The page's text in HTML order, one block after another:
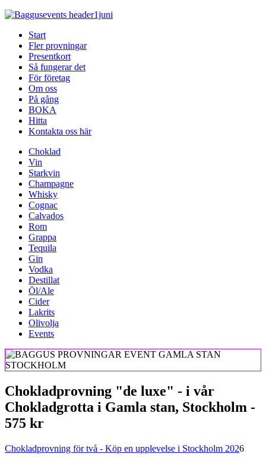
Start
Fler provningar
Presentkort
Så fungerar det
För företag
Om oss
På gång
BOKA
Hitta
Kontakta oss här
Choklad
Vin
Starkvin
Champagne
Whisky
Cognac
Calvados
Rom
Grappa
Tequila
Gin
Vodka
Destillat
Öl/Ale
Cider
Lakrits
Olivolja
Events
Chokladprovning "de luxe" - i vår
Chokladgrotta i Gamla stan, Stockholm -
575 kr
Chokladprovning för två - Köp en upplevelse i Stockholm 2026